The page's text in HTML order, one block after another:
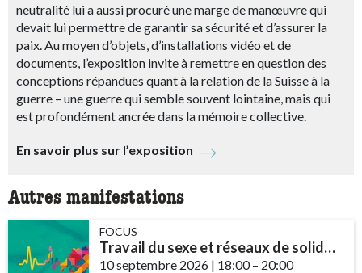
neutralité lui a aussi procuré une marge de manœuvre qui
devait lui permettre de garantir sa sécurité et d’assurer la
paix. Au moyen d’objets, d’installations vidéo et de
documents, l’exposition invite à remettre en question des
conceptions répandues quant à la relation de la Suisse à la
guerre – une guerre qui semble souvent lointaine, mais qui
est profondément ancrée dans la mémoire collective.
En savoir plus sur l’exposition
Autres manifestations
FOCUS
Travail du sexe et réseaux de solidarité – le rôle des communautés et des ...
10 septembre 2026 | 18:00– 20:00